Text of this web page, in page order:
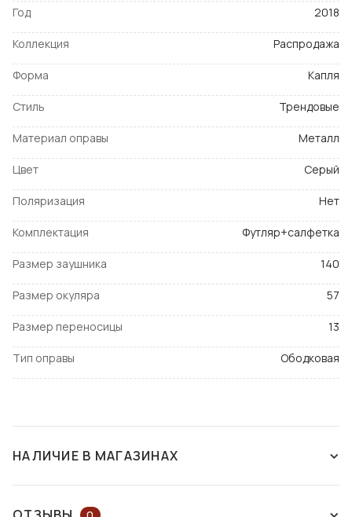
Год 2018
Коллекция Распродажа
Форма Капля
Стиль Трендовые
Материал оправы Металл
Цвет Серый
Поляризация Нет
Комплектация Футляр+салфетка
Размер заушника 140
Размер окуляра 57
Размер переносицы 13
Тип оправы Ободковая
НАЛИЧИЕ В МАГАЗИНАХ